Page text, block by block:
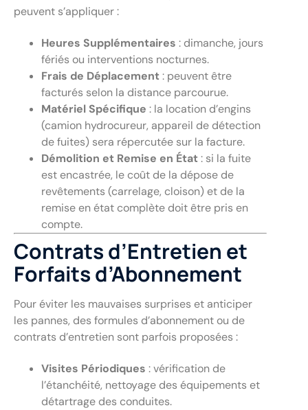
peuvent s’appliquer :
Heures Supplémentaires : dimanche, jours
fériés ou interventions nocturnes.
Frais de Déplacement : peuvent être
facturés selon la distance parcourue.
Matériel Spécifique : la location d’engins
(camion hydrocureur, appareil de détection
de fuites) sera répercutée sur la facture.
Démolition et Remise en État : si la fuite
est encastrée, le coût de la dépose de
revêtements (carrelage, cloison) et de la
remise en état complète doit être pris en
compte.
Contrats d’Entretien et
Forfaits d’Abonnement
Pour éviter les mauvaises surprises et anticiper
les pannes, des formules d’abonnement ou de
contrats d’entretien sont parfois proposées :
Visites Périodiques : vérification de
l’étanchéité, nettoyage des équipements et
détartrage des conduites.